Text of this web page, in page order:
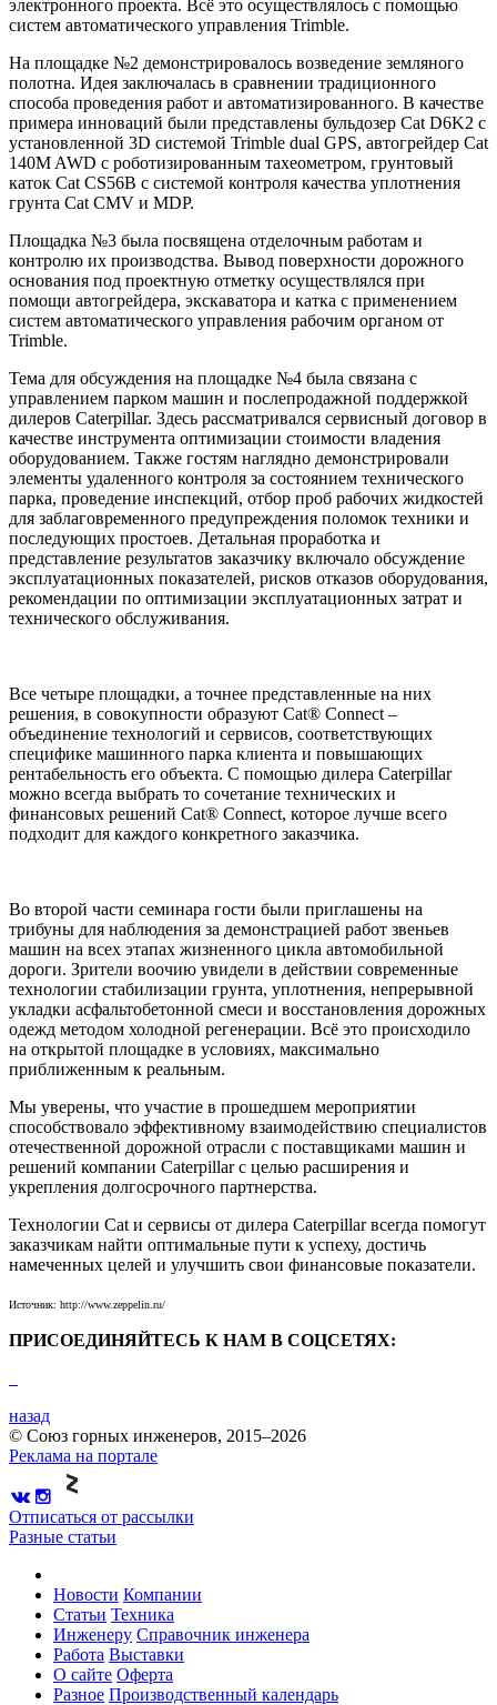
электронного проекта. Всё это осуществлялось с помощью
систем автоматического управления Trimble.
На площадке №2 демонстрировалось возведение земляного
полотна. Идея заключалась в сравнении традиционного
способа проведения работ и автоматизированного. В качестве
примера инноваций были представлены бульдозер Cat D6K2 с
установленной 3D системой Trimble dual GPS, автогрейдер Cat
140M AWD с роботизированным тахеометром, грунтовый
каток Cat CS56B с системой контроля качества уплотнения
грунта Cat СMV и MDP.
Площадка №3 была посвящена отделочным работам и
контролю их производства. Вывод поверхности дорожного
основания под проектную отметку осуществлялся при
помощи автогрейдера, экскаватора и катка с применением
систем автоматического управления рабочим органом от
Trimble.
Тема для обсуждения на площадке №4 была связана с
управлением парком машин и послепродажной поддержкой
дилеров Caterpillar. Здесь рассматривался сервисный договор в
качестве инструмента оптимизации стоимости владения
оборудованием. Также гостям наглядно демонстрировали
элементы удаленного контроля за состоянием технического
парка, проведение инспекций, отбор проб рабочих жидкостей
для заблаговременного предупреждения поломок техники и
последующих простоев. Детальная проработка и
представление результатов заказчику включало обсуждение
эксплуатационных показателей, рисков отказов оборудования,
рекомендации по оптимизации эксплуатационных затрат и
технического обслуживания.
Все четыре площадки, а точнее представленные на них
решения, в совокупности образуют Cat® Connect –
объединение технологий и сервисов, соответствующих
специфике машинного парка клиента и повышающих
рентабельность его объекта. С помощью дилера Caterpillar
можно всегда выбрать то сочетание технических и
финансовых решений Cat® Connect, которое лучше всего
подходит для каждого конкретного заказчика.
Во второй части семинара гости были приглашены на
трибуны для наблюдения за демонстрацией работ звеньев
машин на всех этапах жизненного цикла автомобильной
дороги. Зрители воочию увидели в действии современные
технологии стабилизации грунта, уплотнения, непрерывной
укладки асфальтобетонной смеси и восстановления дорожных
одежд методом холодной регенерации. Всё это происходило
на открытой площадке в условиях, максимально
приближенным к реальным.
Мы уверены, что участие в прошедшем мероприятии
способствовало эффективному взаимодействию специалистов
отечественной дорожной отрасли с поставщиками машин и
решений компании Caterpillar с целью расширения и
укрепления долгосрочного партнерства.
Технологии Cat и сервисы от дилера Caterpillar всегда помогут
заказчикам найти оптимальные пути к успеху, достичь
намеченных целей и улучшить свои финансовые показатели.
Источник: http://www.zeppelin.ru/
ПРИСОЕДИНЯЙТЕСЬ К НАМ В СОЦСЕТЯХ:
назад
© Союз горных инженеров, 2015–2026
Реклама на портале
Отписаться от рассылки
Разные статьи
Новости Компании
Статьи Техника
Инженеру Справочник инженера
Работа Выставки
О сайте Оферта
Разное Производственный календарь